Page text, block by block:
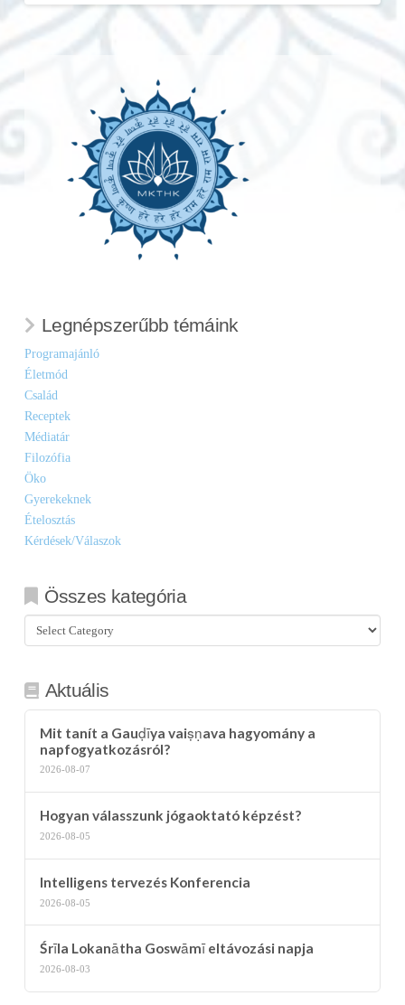
Legnépszerűbb témáink
Programajánló
Életmód
Család
Receptek
Médiatár
Filozófia
Öko
Gyerekeknek
Ételosztás
Kérdések/Válaszok
Összes kategória
Összes
kategória
Aktuális
Mit tanít a Gauḍīya vaiṣṇava hagyomány a
napfogyatkozásról?
2026-08-07
Hogyan válasszunk jógaoktató képzést?
2026-08-05
Intelligens tervezés Konferencia
2026-08-05
Śrīla Lokanātha Goswāmī eltávozási napja
2026-08-03